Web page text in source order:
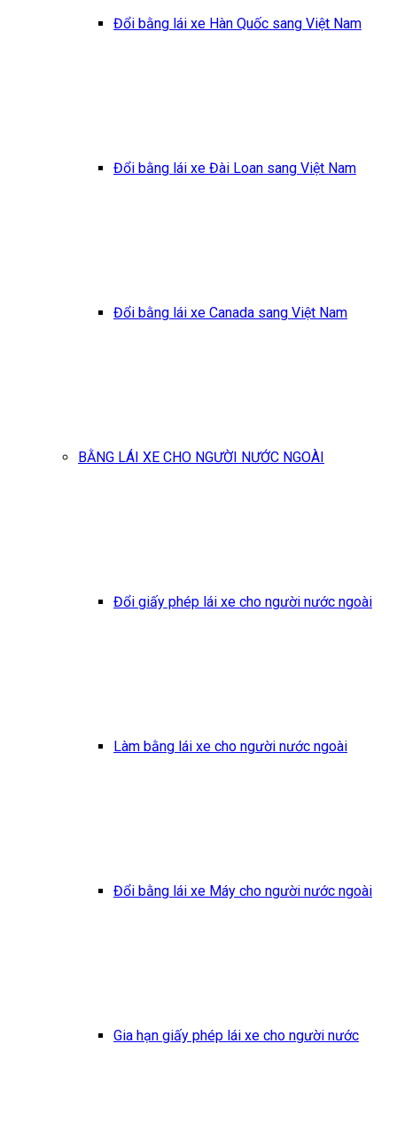
Đổi bằng lái xe Hàn Quốc sang Việt Nam
Đổi bằng lái xe Đài Loan sang Việt Nam
Đổi bằng lái xe Canada sang Việt Nam
BẰNG LÁI XE CHO NGƯỜI NƯỚC NGOÀI
Đổi giấy phép lái xe cho người nước ngoài
Làm bằng lái xe cho người nước ngoài
Đổi bằng lái xe Máy cho người nước ngoài
Gia hạn giấy phép lái xe cho người nước